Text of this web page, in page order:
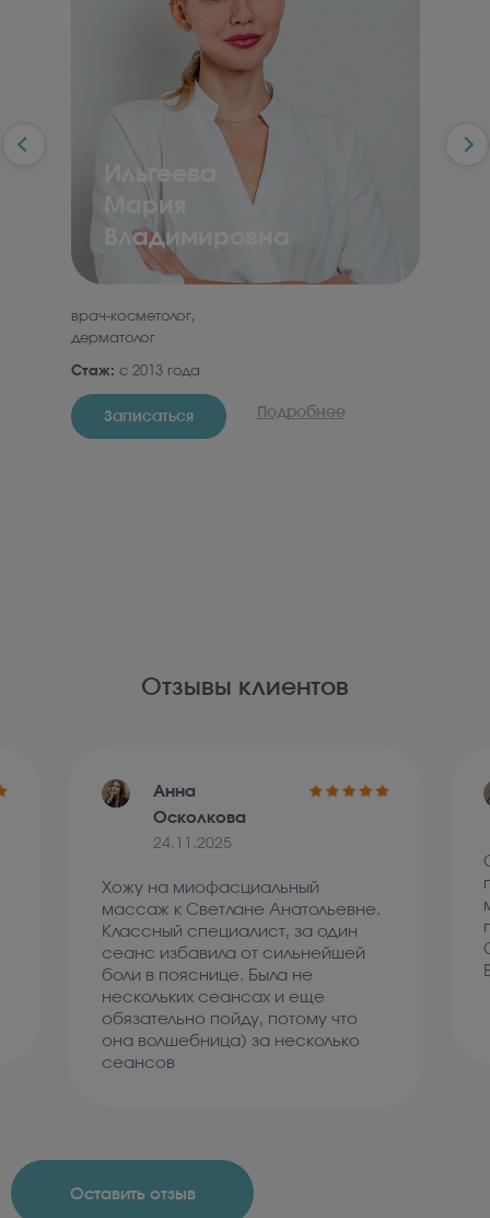
Ильгеева
Мария
Владимировна
врач-косметолог,
дерматолог
Стаж: с 2013 года
Записаться Подробнее
Отзывы клиентов
Анна
Осколкова
24.11.2025
Хожу на миофасциальный
массаж к Светлане Анатольевне.
Классный специалист, за один
сеанс избавила от сильнейшей
боли в пояснице. Была не
нескольких сеансах и еще
обязательно пойду, потому что
она волшебница) за несколько
сеансов
Оставить отзыв